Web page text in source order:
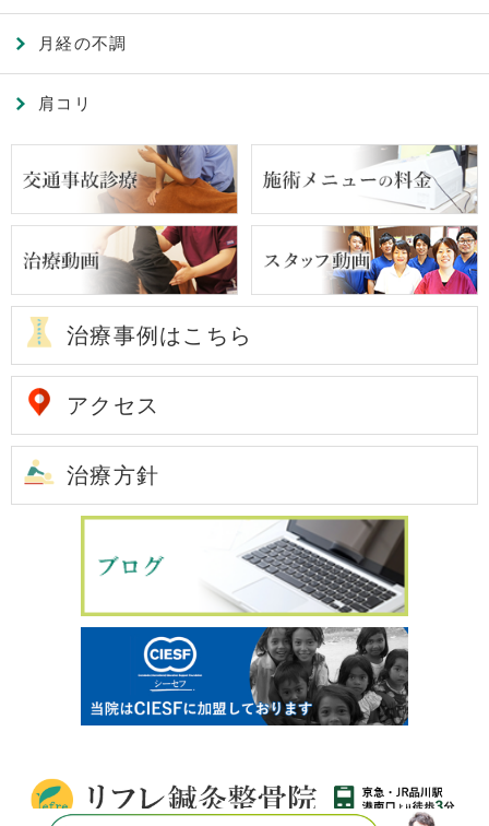
月経の不調
肩コリ
治療事例はこちら
アクセス
治療方針